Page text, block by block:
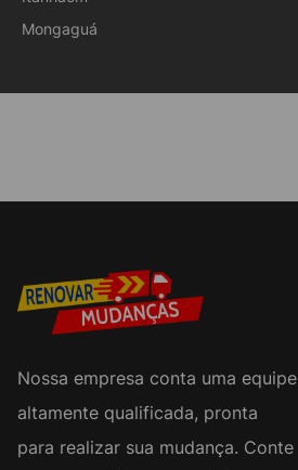
Mongaguá
Nossa empresa conta uma equipe
altamente qualificada, pronta
para realizar sua mudança. Conte